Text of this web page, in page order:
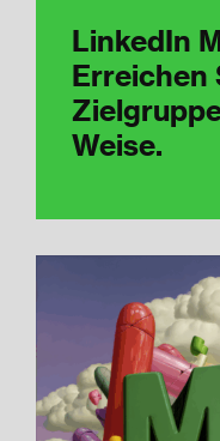
LinkedIn
Erreichen
Weise.